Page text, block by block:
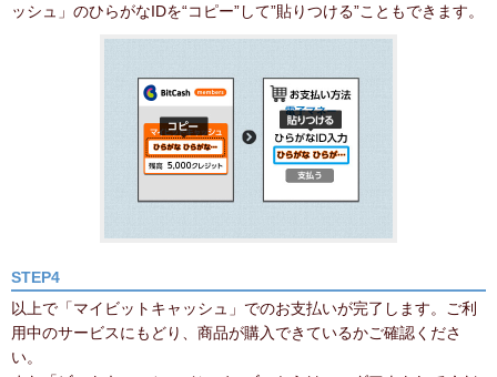
ッシュ」のひらがなIDを“コピー”して”貼りつける”こともできます。
STEP4
以上で「マイビットキャッシュ」でのお支払いが完了します。ご利
用中のサービスにもどり、商品が購入できているかご確認くださ
い。